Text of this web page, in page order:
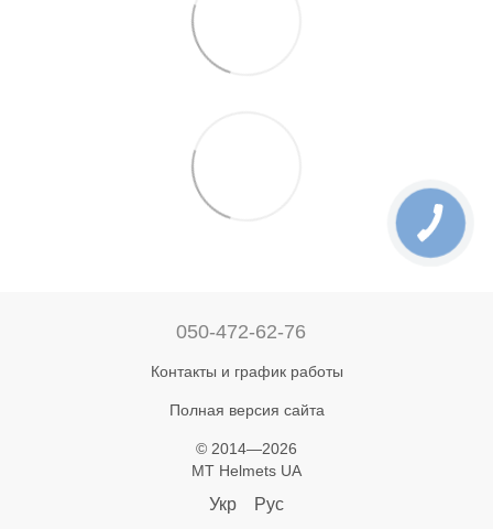
050-472-62-76
Контакты и график работы
Полная версия сайта
© 2014—2026
MT Helmets UA
Укр Рус